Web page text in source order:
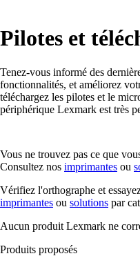
Pilotes et
Tenez-vous informé des
fonctionnalités, et améliorez
téléchargez les pilotes et le
périphérique Lexmark est très
Vous ne trouvez pas ce que
Consultez nos imprimantes ou
Vérifiez l'orthographe et
imprimantes ou solutions par
Aucun produit Lexmark ne
Produits proposés